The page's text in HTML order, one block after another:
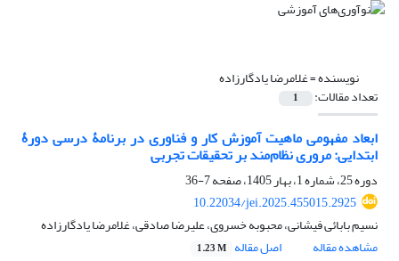
نویسنده =غلامرضا یادگارزاده
تعداد مقالات: 1
ابعاد مفهومی ماهیت آموزش کار و فناوری در برنامۀ درسی دورۀ
ابتدایی: مروری نظام‌مند بر تحقیقات تجربی
دوره 25، شماره 1، بهار 1405، صفحه
7-36
10.22034/jei.2025.455015.2925
نسیم بابائی فیشانی، محبوبه خسروی، علیرضا صادقی، غلامرضا یادگارزاده
مشاهده مقاله
اصل مقاله 1.23 M